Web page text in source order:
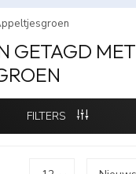
GETAGD MET
FILTERS